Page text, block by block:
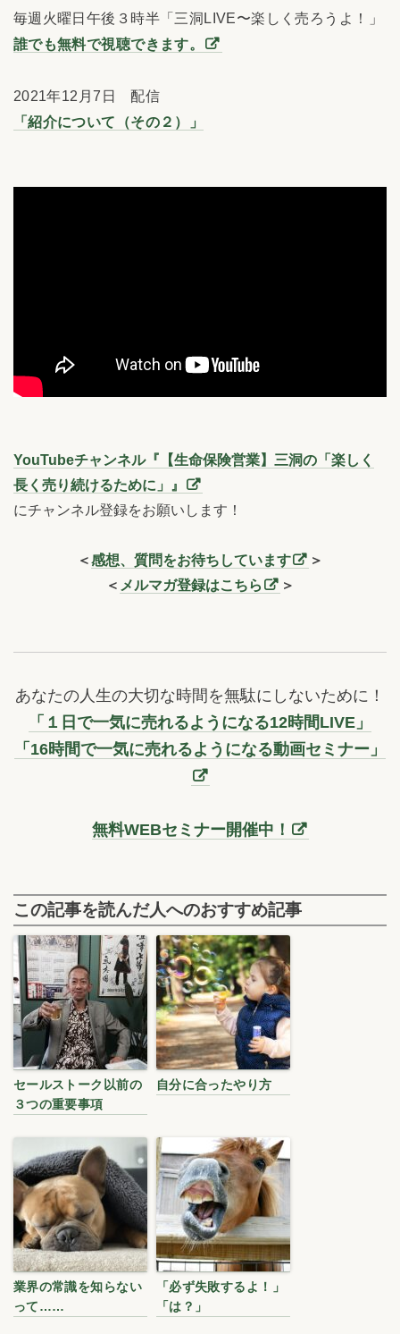
毎週火曜日午後３時半「三洞LIVE〜楽しく売ろうよ！」
誰でも無料で視聴できます。
2021年12月7日 配信
「紹介について（その２）」
YouTubeチャンネル『【生命保険営業】三洞の「楽しく
長く売り続けるために」』
にチャンネル登録をお願いします！
＜感想、質問をお待ちしています
＞
＜ メルマガ登録はこちら ＞
あなたの人生の大切な時間を無駄にしないために！
「１日で一気に売れるようになる12時間LIVE」
「16時間で一気に売れるようになる動画セミナー」
無料WEBセミナー開催中！
この記事を読んだ人へのおすすめ記事
セールストーク以前の
３つの重要事項
自分に合ったやり方
業界の常識を知らない
って……
「必ず失敗するよ！」
「は？」